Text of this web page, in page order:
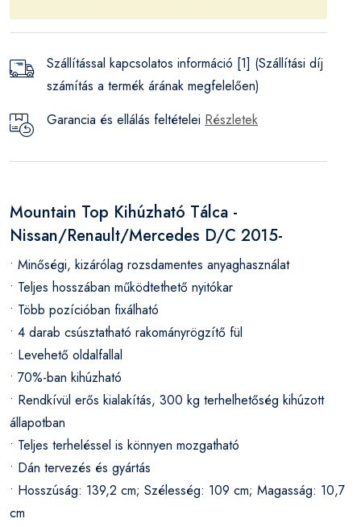
Szállítással kapcsolatos információ [1] (Szállítási díj
számítás a termék árának megfelelően)
Garancia és ellálás feltételei Részletek
Mountain Top Kihúzható Tálca -
Nissan/Renault/Mercedes D/C 2015-
• Minőségi, kizárólag rozsdamentes anyaghasználat
• Teljes hosszában működtethető nyitókar
• Több pozícióban fixálható
• 4 darab csúsztatható rakományrögzítő fül
• Levehető oldalfallal
• 70%-ban kihúzható
• Rendkívül erős kialakítás, 300 kg terhelhetőség kihúzott
állapotban
• Teljes terheléssel is könnyen mozgatható
• Dán tervezés és gyártás
• Hosszúság: 139,2 cm; Szélesség: 109 cm; Magasság: 10,7
cm